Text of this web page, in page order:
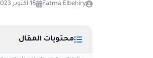
Fatma Elbehiry 18 أكتوبر 2023
محتويات المقال